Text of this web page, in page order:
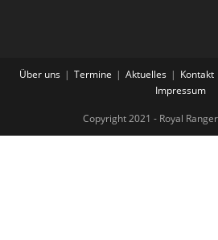
Über uns Termine Aktuelles Kontakt
Impressum
Copyright 2021 - Royal